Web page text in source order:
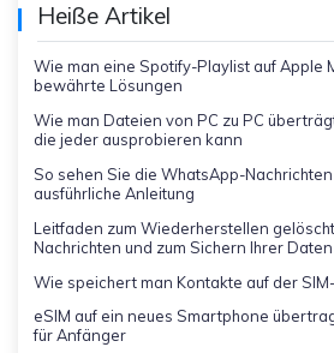
Heiße Artikel
Wie man eine Spotify-Playlist auf Apple
bewährte Lösungen
Wie man Dateien von PC zu PC
die jeder ausprobieren kann
So sehen Sie die WhatsApp-
ausführliche Anleitung
Leitfaden zum Wiederherstellen
Nachrichten und zum Sichern Ihrer Daten
Wie speichert man Kontakte auf der
eSIM auf ein neues Smartphone
für Anfänger